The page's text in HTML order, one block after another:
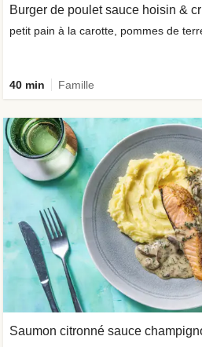
Burger de poulet sauce hoisin &
petit pain à la carotte, pommes de
40 min Famille
Saumon citronné sauce